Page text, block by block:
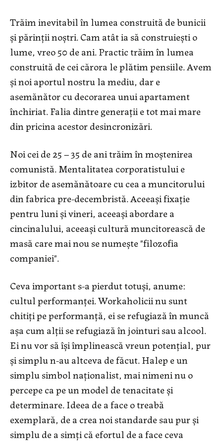
Trăim inevitabil în lumea construită de bunicii
și părinții noștri. Cam atât ia să construiești o
lume, vreo 50 de ani. Practic trăim în lumea
construită de cei cărora le plătim pensiile. Avem
și noi aportul nostru la mediu, dar e
asemănător cu decorarea unui apartament
închiriat. Falia dintre generații e tot mai mare
din pricina acestor desincronizări.
Noi cei de 25 – 35 de ani trăim în moștenirea
comunistă. Mentalitatea corporatistului e
izbitor de asemănătoare cu cea a muncitorului
din fabrica pre-decembristă. Aceeași fixație
pentru luni și vineri, aceeași abordare a
cincinalului, aceeași cultură muncitorească de
masă care mai nou se numește "filozofia
companiei".
Ceva important s-a pierdut totuși, anume:
cultul performanței. Workaholicii nu sunt
chitiți pe performanță, ei se refugiază în muncă
așa cum alții se refugiază în jointuri sau alcool.
Ei nu vor să își împlinească vreun potențial, pur
și simplu n-au altceva de făcut. Halep e un
simplu simbol naționalist, mai nimeni nu o
percepe ca pe un model de tenacitate și
determinare. Ideea de a face o treabă
exemplară, de a crea noi standarde sau pur și
simplu de a simți că efortul de a face ceva